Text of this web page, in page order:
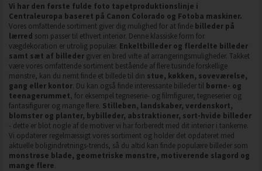
Vi har den første fulde foto tapetproduktionslinje i
Centraleuropa baseret på Canon Colorado og Fotoba maskiner.
Vores omfattende sortiment giver dig mulighed for at finde billeder på
lærred som passer til ethvert interiør. Denne klassiske form for
vægdekoration er utrolig populær. Enkeltbilleder og flerdelte billeder
samt sæt af billeder giver en bred vifte af arrangeringsmuligheder. Takket
være vores omfattende sortiment bestående af flere tusinde forskellige
mønstre, kan du nemt finde et billede til din stue, køkken, soveværelse,
gang eller kontor. Du kan også finde interessante billeder til børne- og
teenagerummet, for eksempel tegneserie- og filmfigurer, tegneserier og
fantasifigurer og mange flere. Stilleben, landskaber, verdenskort,
blomster og planter, bybilleder, abstraktioner, sort-hvide billeder
- dette er blot nogle af de motiver vi har forberedt med dit interiør i tankerne.
Vi opdaterer regelmæssigt vores sortiment og holder det opdateret med
aktuelle boligindretnings-trends, så du altid kan finde populære billeder som
monstrøse blade, geometriske mønstre, motiverende slagord og
mange flere.